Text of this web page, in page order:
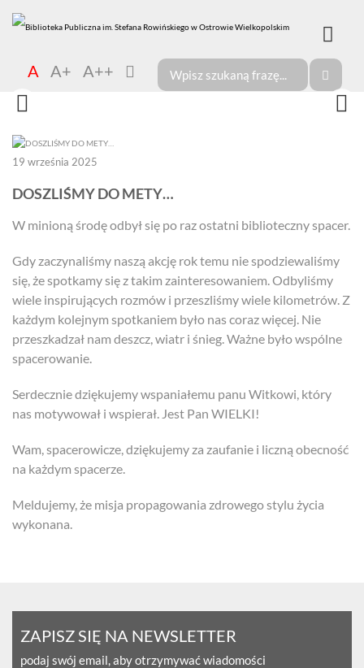
A A+ A++
19 września 2025
DOSZLIŚMY DO METY…
W minioną środę odbył się po raz ostatni biblioteczny spacer.
Gdy zaczynaliśmy naszą akcję rok temu nie spodziewaliśmy
się, że spotkamy się z takim zainteresowaniem. Odbyliśmy
wiele inspirujących rozmów i przeszliśmy wiele kilometrów. Z
każdym kolejnym spotkaniem było nas coraz więcej. Nie
przeszkadzał nam deszcz, wiatr i śnieg. Ważne było wspólne
spacerowanie.
Serdecznie dziękujemy wspaniałemu panu Witkowi, który
nas motywował i wspierał. Jest Pan WIELKI!
Wam, spacerowicze, dziękujemy za zaufanie i liczną obecność
na każdym spacerze.
Meldujemy, że misja propagowania zdrowego stylu życia
wykonana.
ZAPISZ SIĘ NA NEWSLETTER
podaj swój email, aby otrzymywać wiadomości